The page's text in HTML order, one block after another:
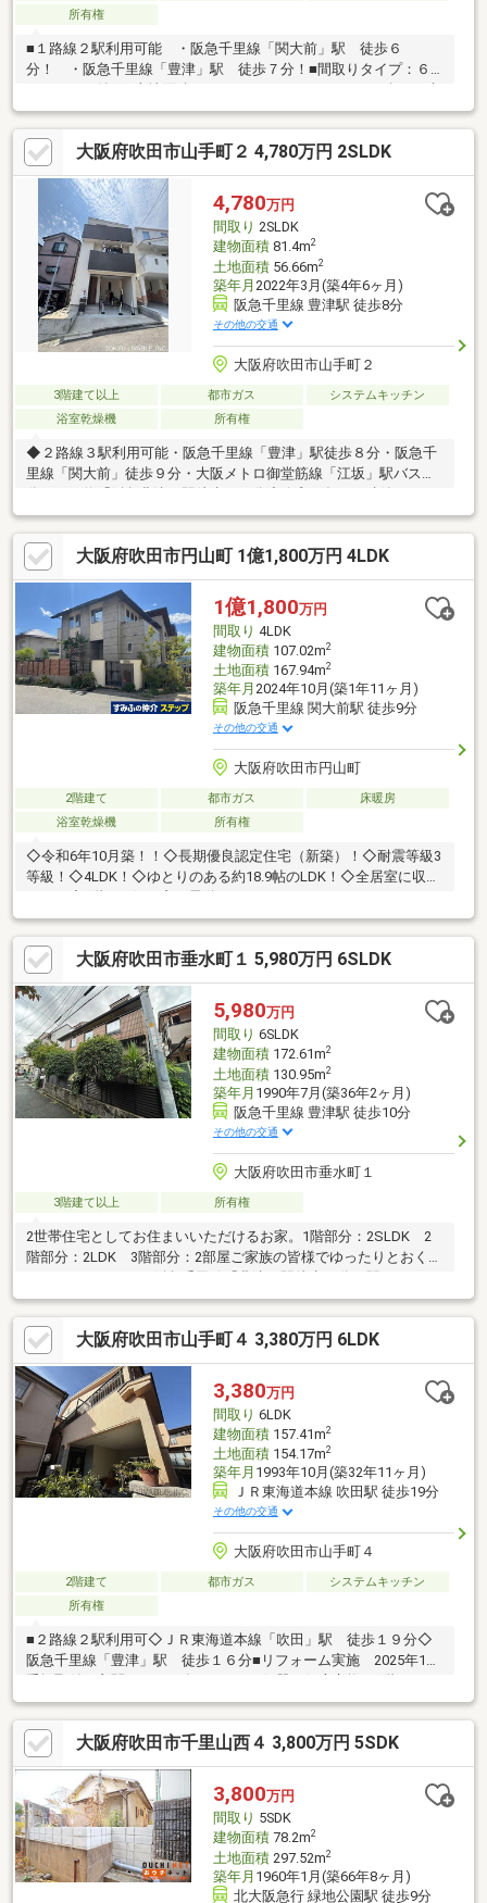
所有権
■１路線２駅利用可能 ・阪急千里線「関大前」駅 徒歩６
分！ ・阪急千里線「豊津」駅 徒歩７分！■間取りタイプ：６
物面積：２０１．４０㎡（６０．９２坪）■ＬＤＫは約１８．７
畳■各居室は約６畳以上ございます◇物件の詳細及び内覧希望の
お問合せにつきましては、 担当：舟積（ふなづみ）までお願い
致します。（フリーコール０１２０－１０９－４７５）
大阪府吹田市山手町２ 4,780万円 2SLDK
4,780万円
間取り 2SLDK
建物面積81.4m2
土地面積56.66m2
築年月 2022年3月(築4年6ヶ月)
阪急千里線 豊津駅 徒歩8分
その他の交通
大阪府吹田市山手町２
3階建て以上 都市ガス
システムキッチン
浴室乾燥機
所有権
◆２路線３駅利用可能・阪急千里線「豊津」駅徒歩８分・阪急千
里線「関大前」徒歩９分・大阪メトロ御堂筋線「江坂」駅バス９
LDK＋２納戸◆１階・２階にトイレ２か所あり◆ＬＤＫ１５畳◆
１階部分に駐車場あり（サイズにより制限あります）◆浴室は１
６１６サイズ◆前面道路幅員４．７ｍ
大阪府吹田市円山町 1億1,800万円 4LDK
1億1,800万円
間取り 4LDK
建物面積107.02m2
土地面積167.94m2
築年月 2024年10月(築1年11ヶ月)
阪急千里線 関大前駅 徒歩9分
その他の交通
大阪府吹田市円山町
2階建て 都市ガス
床暖房
浴室乾燥機
所有権
◇令和6年10月築！！◇長期優良認定住宅（新築）！◇耐震等級3
等級！◇4LDK！◇ゆとりのある約18.9帖のLDK！◇全居室に収納
大阪府吹田市垂水町１ 5,980万円 6SLDK
5,980万円
間取り 6SLDK
建物面積172.61m2
土地面積130.95m2
築年月 1990年7月(築36年2ヶ月)
阪急千里線 豊津駅 徒歩10分
その他の交通
大阪府吹田市垂水町１
3階建て以上 所有権
2世帯住宅としてお住まいいただけるお家。1階部分：2SLDK 2
階部分：2LDK 3階部分：2部屋ご家族の皆様でゆったりとおくつ
クセスが便利な立地。建築用地としてもご検討ください。ご内覧
のご希望など、お気軽にお問い合わせください！
大阪府吹田市山手町４ 3,380万円 6LDK
3,380万円
間取り 6LDK
建物面積157.41m2
土地面積154.17m2
築年月 1993年10月(築32年11ヶ月)
ＪＲ東海道本線 吹田駅 徒歩19分
その他の交通
大阪府吹田市山手町４
2階建て 都市ガス
システムキッチン
所有権
■２路線２駅利用可◇ＪＲ東海道本線「吹田」駅 徒歩１９分◇
阪急千里線「豊津」駅 徒歩１６分■リフォーム実施 2025年1月
2022年1月1階廊下重ね張り■その他リフォーム履歴あり 2020年1
月ガスコンロ交換、給湯器交換 2019年1月屋根葺き替え工事
2011年1月リビング床暖房設置、ユニットバス交換、一階和室畳
交換
大阪府吹田市千里山西４ 3,800万円 5SDK
3,800万円
間取り 5SDK
建物面積78.2m2
土地面積297.52m2
築年月 1960年1月(築66年8ヶ月)
北大阪急行 緑地公園駅 徒歩9分